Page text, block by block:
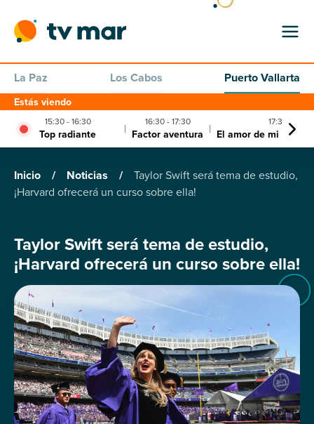
La Paz Los Cabos Puerto Vallarta
Estás viendo
15:30 - 16:30
Top radiante | 16:30 - 17:30
Factor aventura | 17:30 -
El amor de mi vida
Inicio / Noticias /
Taylor Swift será tema de estudio,
¡Harvard ofrecerá un curso sobre ella!
Taylor Swift será tema de estudio,
¡Harvard ofrecerá un curso sobre ella!